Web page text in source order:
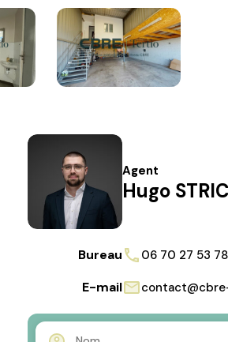
Agent
Hugo
Bureau 06 70 27 53 78
E-mail